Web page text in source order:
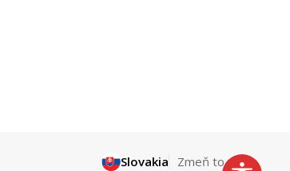
Slovakia Zmeň to